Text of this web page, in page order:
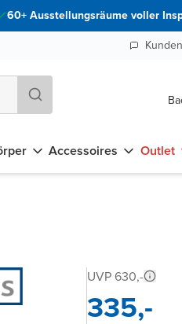
60+ Ausstellungsräume voller
Accessoires Outlet
UVP 630,-
335,-